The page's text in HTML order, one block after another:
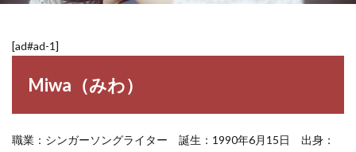
[ad#ad-1]
Miwa（みわ）
職業：シンガーソングライター 誕生：1990年6月15日 出身：